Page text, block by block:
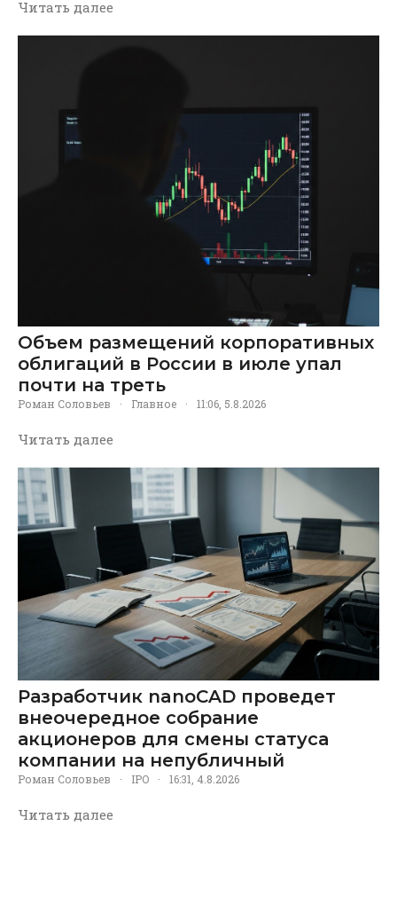
Читать далее
Объем размещений корпоративных
облигаций в России в июле упал
почти на треть
Роман Соловьев · Главное · 11:06, 5.8.2026
Читать далее
Разработчик nanoCAD проведет
внеочередное собрание
акционеров для смены статуса
компании на непубличный
Роман Соловьев · IPO · 16:31, 4.8.2026
Читать далее